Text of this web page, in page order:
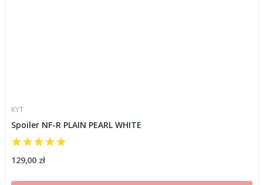
KYT
Spoiler NF-R PLAIN PEARL WHITE
129,00 zł